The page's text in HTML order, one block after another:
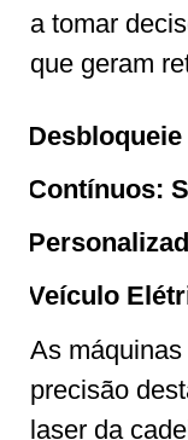
a tomar
que geram
Contínuos:
Veículo
As
precisão
laser da